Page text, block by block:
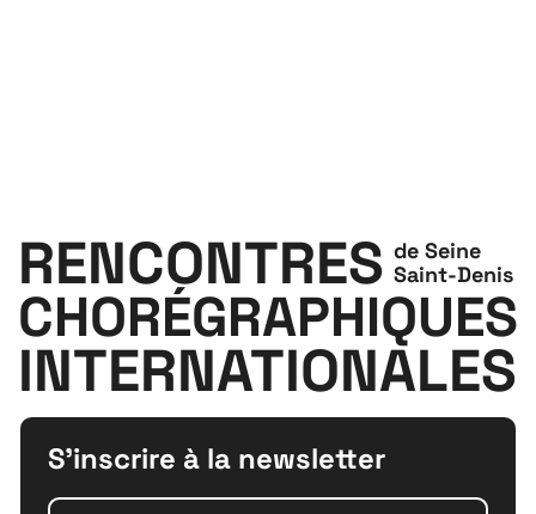
RENCONTRES
CHORÉGRAPHIQUES
INTERNATIONALES
de Seine
Saint-Denis
S'inscrire à la newsletter